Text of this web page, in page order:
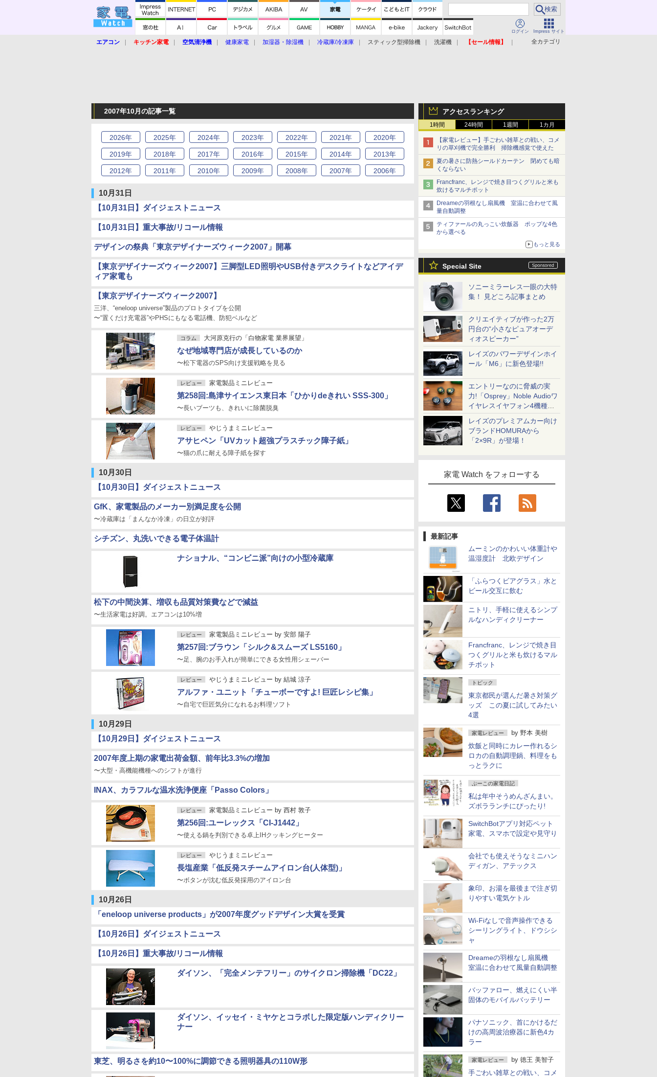
ログイン Impress サイト
全カテゴリ
エアコン キッチン家電 空気清浄機 健康家電 加湿器・除湿機 冷蔵庫/冷凍庫 スティック型掃除機 洗濯機
【セール情報】
アクセスランキング
1時間 24時間 1週間 1カ月
【家電レビュー】手ごわい雑草との戦い、コメ
リの草刈機で完全勝利 掃除機感覚で使えた
夏の暑さに防熱シールドカーテン 閉めても暗
くならない
Francfranc、レンジで焼き目つくグリルと米も
炊けるマルチポット
Dreameの羽根なし扇風機 室温に合わせて風
量自動調整
ティファールの丸っこい炊飯器 ポップな4色
から選べる
もっと見る
Special Site
ソニーミラーレス一眼の大特
集！ 見どころ記事まとめ
クリエイティブが作った2万
円台の“小さなピュアオーデ
ィオスピーカー”
レイズのパワーデザインホイ
ール「M6」に新色登場!!
エントリーなのに脅威の実
力!「Osprey」Noble Audioワ
イヤレスイヤフォン4機種を
一気に聴く
レイズのプレミアムカー向け
ブランドHOMURAから
「2×9R」が登場！
家電 Watch をフォローする
最新記事
ムーミンのかわいい体重計や
温湿度計 北欧デザイン
「ふらつくビアグラス」水と
ビール交互に飲む
ニトリ、手軽に使えるシンプ
ルなハンディクリーナー
Francfranc、レンジで焼き目
つくグリルと米も炊けるマル
チポット
トピック
東京都民が選んだ暑さ対策グ
ッズ この夏に試してみたい
4選
家電レビュー by 野本 美樹
炊飯と同時にカレー作れるシ
ロカの自動調理鍋、料理をも
っとラクに
ぷーこの家電日記
私は年中そうめんざんまい。
ズボラランチにぴったり!
SwitchBotアプリ対応ペット
家電、スマホで設定や見守り
会社でも使えそうなミニハン
ディガン、アテックス
象印、お湯を最後まで注ぎ切
りやすい電気ケトル
Wi-Fiなしで音声操作できる
シーリングライト、ドウシシ
ャ
Dreameの羽根なし扇風機
室温に合わせて風量自動調整
バッファロー、燃えにくい半
固体のモバイルバッテリー
パナソニック、首にかけるだ
けの高周波治療器に新色4カ
ラー
家電レビュー by 徳王 美智子
手ごわい雑草との戦い、コメ
2007年10月の記事一覧
2026年 2025年 2024年 2023年 2022年 2021年 2020年
2019年 2018年 2017年 2016年 2015年 2014年 2013年
2012年 2011年 2010年 2009年 2008年 2007年 2006年
10月31日
【10月31日】ダイジェストニュース
【10月31日】重大事故/リコール情報
デザインの祭典「東京デザイナーズウィーク2007」開幕
【東京デザイナーズウィーク2007】三脚型LED照明やUSB付きデスクライトなどアイデ
ィア家電も
【東京デザイナーズウィーク2007】
三洋、“eneloop universe”製品のプロトタイプを公開
〜“置くだけ充電器”やPHSにもなる電話機、防犯ベルなど
コラム 大河原克行の「白物家電 業界展望」
なぜ地域専門店が成長しているのか
〜松下電器のSPS向け支援戦略を見る
レビュー 家電製品ミニレビュー
第258回:島津サイエンス東日本「ひかりdeきれい SSS-300」
〜長いブーツも、きれいに除菌脱臭
レビュー やじうまミニレビュー
アサヒペン「UVカット超強プラスチック障子紙」
〜猫の爪に耐える障子紙を探す
10月30日
【10月30日】ダイジェストニュース
GfK、家電製品のメーカー別満足度を公開
〜冷蔵庫は「まんなか冷凍」の日立が好評
シチズン、丸洗いできる電子体温計
ナショナル、“コンビニ派”向けの小型冷蔵庫
松下の中間決算、増収も品質対策費などで減益
〜生活家電は好調。エアコンは10%増
レビュー 家電製品ミニレビュー by 安部 陽子
第257回:ブラウン「シルク&スムーズ LS5160」
〜足、腕のお手入れが簡単にできる女性用シェーバー
レビュー やじうまミニレビュー by 結城 涼子
アルファ・ユニット「チューボーですよ! 巨匠レシピ集」
〜自宅で巨匠気分になれるお料理ソフト
10月29日
【10月29日】ダイジェストニュース
2007年度上期の家電出荷金額、前年比3.3%の増加
〜大型・高機能機種へのシフトが進行
INAX、カラフルな温水洗浄便座「Passo Colors」
レビュー 家電製品ミニレビュー by 西村 敦子
第256回:ユーレックス「CI-J1442」
〜使える鍋を判別できる卓上IHクッキングヒーター
レビュー やじうまミニレビュー
長塩産業「低反発スチームアイロン台(人体型)」
〜ボタンが沈む低反発採用のアイロン台
10月26日
「eneloop universe products」が2007年度グッドデザイン大賞を受賞
【10月26日】ダイジェストニュース
【10月26日】重大事故/リコール情報
ダイソン、「完全メンテフリー」のサイクロン掃除機「DC22」
ダイソン、イッセイ・ミヤケとコラボした限定版ハンディクリー
ナー
東芝、明るさを約10〜100%に調節できる照明器具の110W形